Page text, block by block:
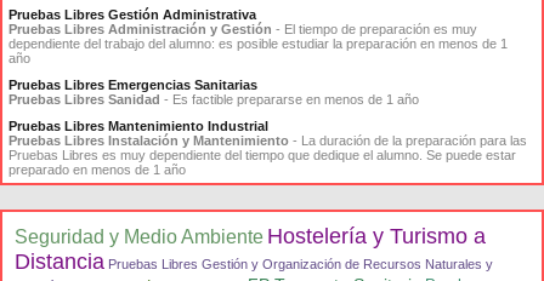
Pruebas Libres Gestión Administrativa
Pruebas Libres Administración y Gestión - El tiempo de preparación es muy
dependiente del trabajo del alumno: es posible estudiar la preparación en menos de 1
año
Pruebas Libres Emergencias Sanitarias
Pruebas Libres Sanidad - Es factible prepararse en menos de 1 año
Pruebas Libres Mantenimiento Industrial
Pruebas Libres Instalación y Mantenimiento - La duración de la preparación para las
Pruebas Libres es muy dependiente del tiempo que dedique el alumno. Se puede estar
preparado en menos de 1 año
Seguridad y Medio Ambiente Hostelería y Turismo a
Distancia Pruebas Libres Gestión y Organización de Recursos Naturales y